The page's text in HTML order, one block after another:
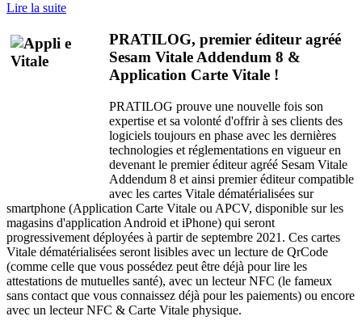
Lire la suite
PRATILOG, premier éditeur agréé
Sesam Vitale Addendum 8 &
Application Carte Vitale !
PRATILOG prouve une nouvelle fois son
expertise et sa volonté d'offrir à ses clients des
logiciels toujours en phase avec les dernières
technologies et réglementations en vigueur en
devenant le premier éditeur agréé Sesam Vitale
Addendum 8 et ainsi premier éditeur compatible
avec les cartes Vitale dématérialisées sur
smartphone (Application Carte Vitale ou APCV, disponible sur les
magasins d'application Android et iPhone) qui seront
progressivement déployées à partir de septembre 2021. Ces cartes
Vitale dématérialisées seront lisibles avec un lecture de QrCode
(comme celle que vous possédez peut être déjà pour lire les
attestations de mutuelles santé), avec un lecteur NFC (le fameux
sans contact que vous connaissez déjà pour les paiements) ou encore
avec un lecteur NFC & Carte Vitale physique.